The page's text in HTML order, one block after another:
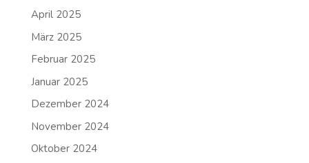
April 2025
März 2025
Februar 2025
Januar 2025
Dezember 2024
November 2024
Oktober 2024